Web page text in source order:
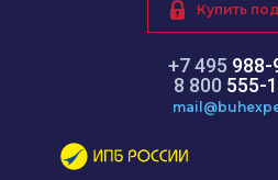
+7 495 988-
8 800 555-
Купить